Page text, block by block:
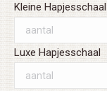
Kleine Hapjesschaal
Luxe Hapjesschaal